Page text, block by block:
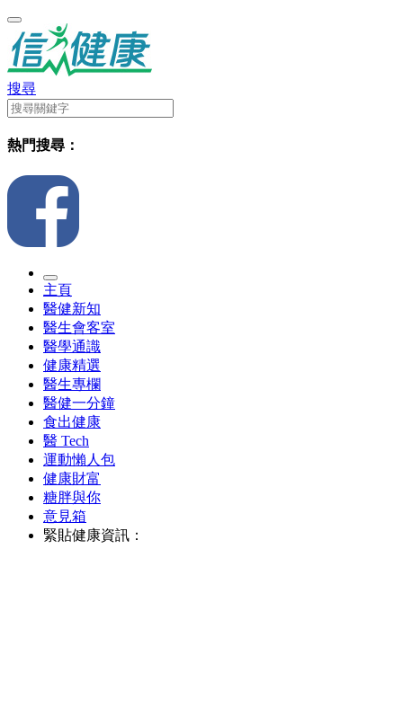
搜尋
熱門搜尋：
主頁
醫健新知
醫生會客室
醫學通識
健康精選
醫生專欄
醫健一分鐘
食出健康
醫 Tech
運動懶人包
健康財富
糖胖與你
意見箱
緊貼健康資訊：